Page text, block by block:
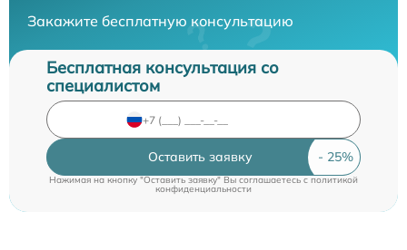
Закажите бесплатную консультацию
Бесплатная консультация со
специалистом
Оставить заявку
Нажимая на кнопку "Оставить заявку" Вы соглашаетесь c политикой
конфиденциальности